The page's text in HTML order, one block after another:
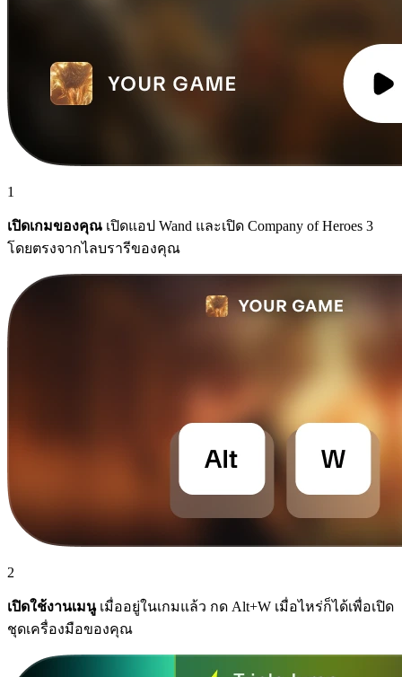
1
เปิดเกมของคุณ เปิดแอป Wand และเปิด Company of Heroes 3
โดยตรงจากไลบรารีของคุณ
2
เปิดใช้งานเมนูเมื่ออยู่ในเกมแล้ว กด Alt+W เมื่อไหร่ก็ได้เพื่อเปิด
ชุดเครื่องมือของคุณ